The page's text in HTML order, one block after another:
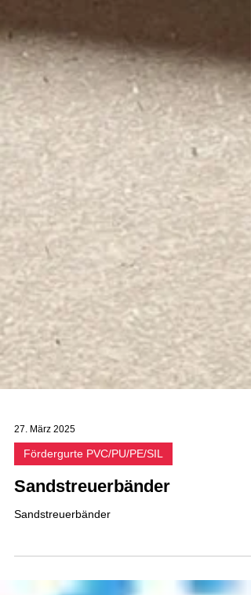
27. März 2025
Fördergurte PVC/PU/PE/SIL
Sandstreuerbänder